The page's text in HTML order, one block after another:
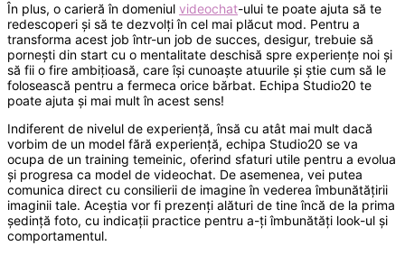
În plus, o carieră în domeniul videochat-ului te poate ajuta să te
redescoperi și să te dezvolți în cel mai plăcut mod. Pentru a
transforma acest job într-un job de succes, desigur, trebuie să
pornești din start cu o mentalitate deschisă spre experiențe noi și
să fii o fire ambițioasă, care își cunoaște atuurile și știe cum să le
folosească pentru a fermeca orice bărbat. Echipa Studio20 te
poate ajuta și mai mult în acest sens!
Indiferent de nivelul de experiență, însă cu atât mai mult dacă
vorbim de un model fără experiență, echipa Studio20 se va
ocupa de un training temeinic, oferind sfaturi utile pentru a evolua
și progresa ca model de videochat. De asemenea, vei putea
comunica direct cu consilierii de imagine în vederea îmbunătățirii
imaginii tale. Aceștia vor fi prezenți alături de tine încă de la prima
ședință foto, cu indicații practice pentru a-ți îmbunătăți look-ul și
comportamentul.